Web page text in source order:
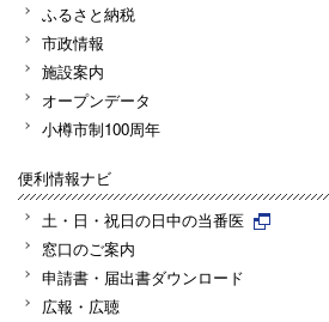
ふるさと納税
市政情報
施設案内
オープンデータ
小樽市制100周年
便利情報ナビ
土・日・祝日の日中の当番医
窓口のご案内
申請書・届出書ダウンロード
広報・広聴